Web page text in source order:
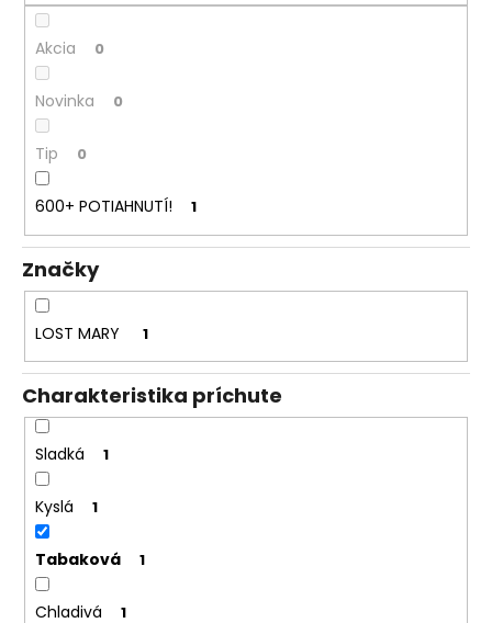
Akcia 0
Novinka 0
Tip 0
600+ POTIAHNUTÍ! 1
Značky
LOST MARY 1
Charakteristika príchute
Sladká 1
Kyslá 1
Tabaková 1
Chladivá 1
O
d
p
o
r
ú
a
m
e
GREATEST
COLD
DRY
16
MG
WHITE
GOLD
NICOTINE
POUCHES
[EXP:15.07.2026]